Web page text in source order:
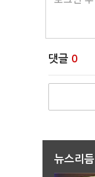
댓글 0
뉴스리듬